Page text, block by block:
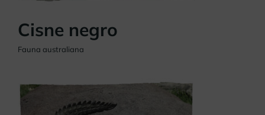
Cisne negro
Fauna australiana